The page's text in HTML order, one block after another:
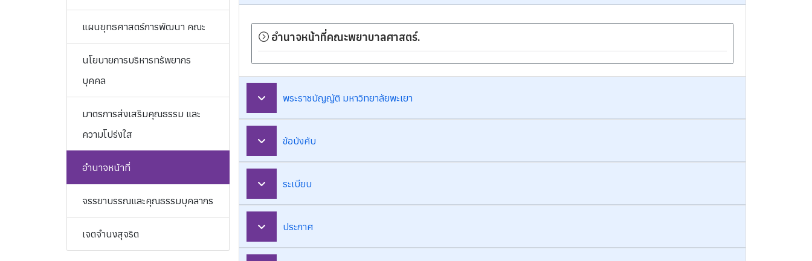
แผนยุทธศาสตร์การพัฒนา คณะ
นโยบายการบริหารทรัพยากร
บุคคล
มาตรการส่งเสริมคุณธรรม และ
ความโปร่งใส
อำนาจหน้าที่
จรรยาบรรณและคุณธรรมบุคลากร
เจตจำนงสุจริต
อำนาจหน้าที่คณะพยาบาลศาสตร์.
พระราชบัญญัติ มหาวิทยาลัยพะเยา
ข้อบังคับ
ระเบียบ
ประกาศ